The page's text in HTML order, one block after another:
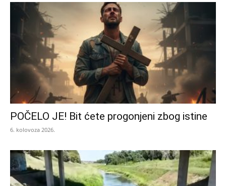
POČELO JE! Bit ćete progonjeni zbog istine
6. kolovoza 2026.